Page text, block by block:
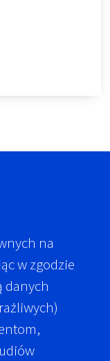
na
w zgodzie
danych